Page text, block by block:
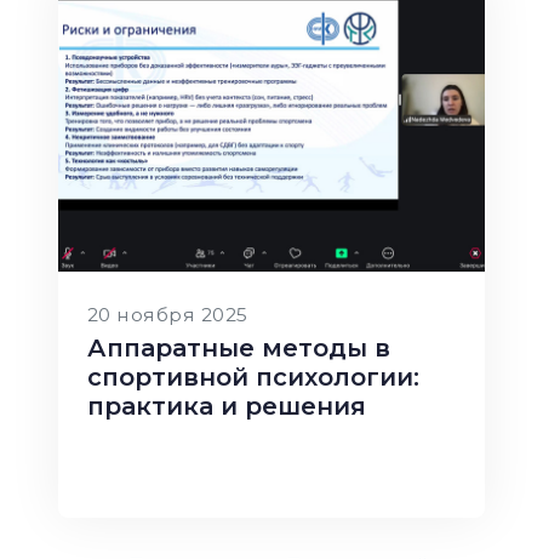
20 ноября 2025
Аппаратные методы в
спортивной психологии:
практика и решения